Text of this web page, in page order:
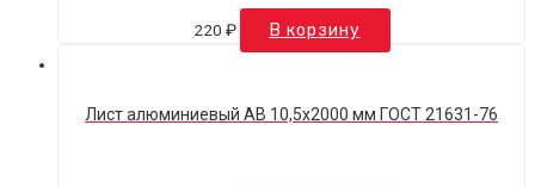
220 ₽ В корзину
Лист алюминиевый АВ 10,5х2000 мм ГОСТ 21631-76